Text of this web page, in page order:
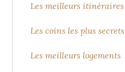
Les meilleurs itinéraires
Les coins les plus secrets
Les meilleurs logements